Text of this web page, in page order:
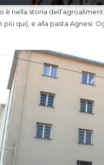
nella storia
più qui), e alla pasta